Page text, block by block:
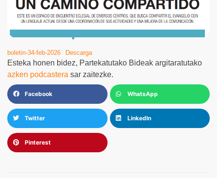
boletin-34-feb-2026 Descarga
Esteka honen bidez, Partekatutako Bideak argitaratutako
azken podcastera sar zaitezke.
Facebook WhatsApp
Twitter LinkedIn
Pinterest